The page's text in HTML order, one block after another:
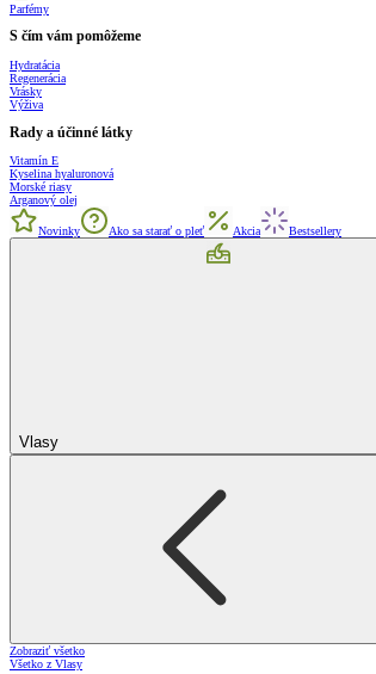
Parfémy
S čím vám pomôžeme
Hydratácia
Regenerácia
Vrásky
Výživa
Rady a účinné látky
Vitamín E
Kyselina hyaluronová
Morské riasy
Arganový olej
Novinky Ako sa starať o pleť Akcia Bestsellery
Vlasy
Zobraziť všetko
Všetko z Vlasy